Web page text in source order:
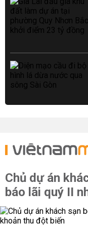
Chủ dự án
báo lãi quý II